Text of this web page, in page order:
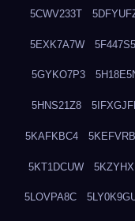
5CWV233T
5EXK7A7W
5GYKO7P3
5HNS21Z8
5KAFKBC4
5KT1DCUW
5LOVPA8C